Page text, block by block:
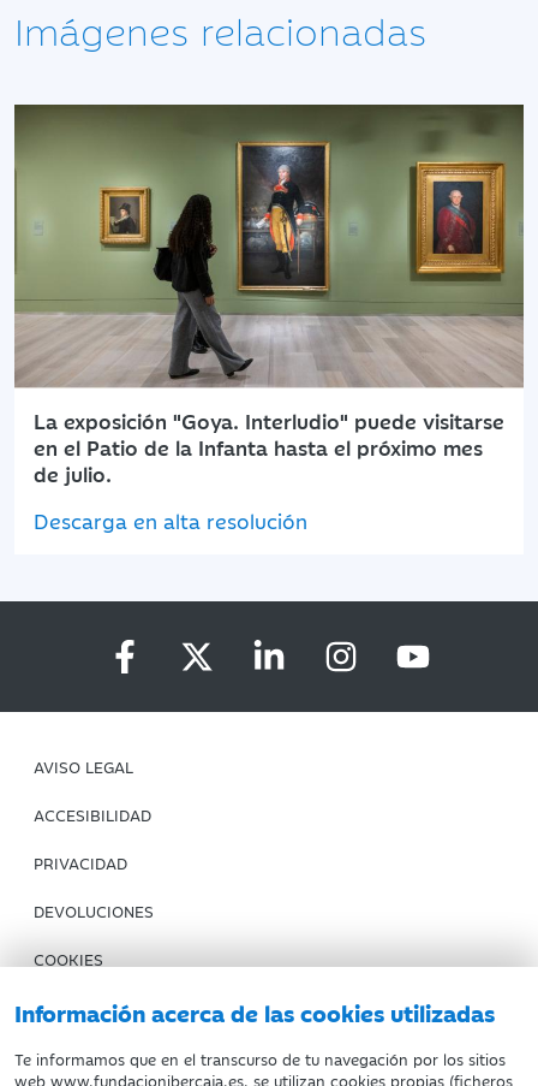
Información acerca de las cookies utilizadas
Te informamos que en el transcurso de tu navegación por los sitios
web www.fundacionibercaja.es, se utilizan cookies propias (ficheros
Imágenes relacionadas
La exposición "Goya. Interludio" puede visitarse
en el Patio de la Infanta hasta el próximo mes
de julio.
Descarga en alta resolución
AVISO LEGAL
ACCESIBILIDAD
PRIVACIDAD
DEVOLUCIONES
COOKIES
CONDICIONES DE COMPRA
IBERCAJA BANCO